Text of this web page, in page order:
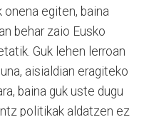
onena egiten, baina
behar zaio Eusko
Guk lehen lerroan
aisialdian eragiteko
baina guk uste dugu
politikak aldatzen ez